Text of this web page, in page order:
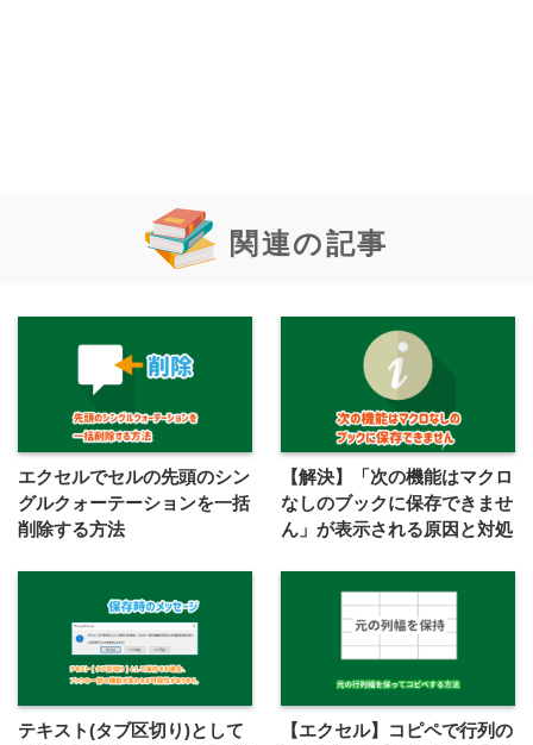
関連の記事
エクセルでセルの先頭のシン
グルクォーテーションを一括
削除する方法
【解決】「次の機能はマクロ
なしのブックに保存できませ
ん」が表示される原因と対処
テキスト(タブ区切り)として
【エクセル】コピペで行列の